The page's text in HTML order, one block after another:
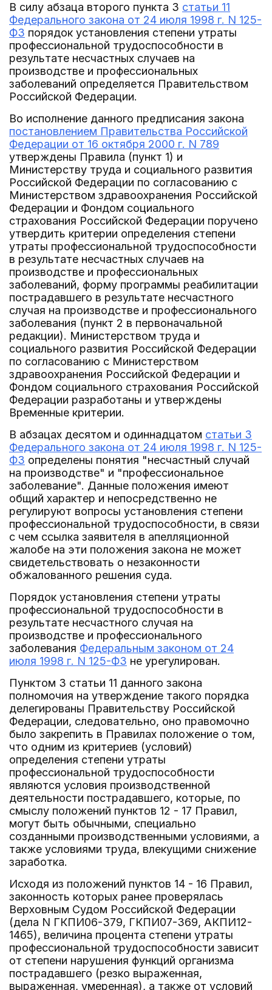
В силу абзаца второго пункта 3 статьи 11
Федерального закона от 24 июля 1998 г. N 125-
ФЗ порядок установления степени утраты
профессиональной трудоспособности в
результате несчастных случаев на
производстве и профессиональных
заболеваний определяется Правительством
Российской Федерации.
Во исполнение данного предписания закона
постановлением Правительства Российской
Федерации от 16 октября 2000 г. N 789
утверждены Правила (пункт 1) и
Министерству труда и социального развития
Российской Федерации по согласованию с
Министерством здравоохранения Российской
Федерации и Фондом социального
страхования Российской Федерации поручено
утвердить критерии определения степени
утраты профессиональной трудоспособности
в результате несчастных случаев на
производстве и профессиональных
заболеваний, форму программы реабилитации
пострадавшего в результате несчастного
случая на производстве и профессионального
заболевания (пункт 2 в первоначальной
редакции). Министерством труда и
социального развития Российской Федерации
по согласованию с Министерством
здравоохранения Российской Федерации и
Фондом социального страхования Российской
Федерации разработаны и утверждены
Временные критерии.
В абзацах десятом и одиннадцатом статьи 3
Федерального закона от 24 июля 1998 г. N 125-
ФЗ определены понятия "несчастный случай
на производстве" и "профессиональное
заболевание". Данные положения имеют
общий характер и непосредственно не
регулируют вопросы установления степени
профессиональной трудоспособности, в связи
с чем ссылка заявителя в апелляционной
жалобе на эти положения закона не может
свидетельствовать о незаконности
обжалованного решения суда.
Порядок установления степени утраты
профессиональной трудоспособности в
результате несчастного случая на
производстве и профессионального
заболевания Федеральным законом от 24
июля 1998 г. N 125-ФЗ не урегулирован.
Пунктом 3 статьи 11 данного закона
полномочия на утверждение такого порядка
делегированы Правительству Российской
Федерации, следовательно, оно правомочно
было закрепить в Правилах положение о том,
что одним из критериев (условий)
определения степени утраты
профессиональной трудоспособности
являются условия производственной
деятельности пострадавшего, которые, по
смыслу положений пунктов 12 - 17 Правил,
могут быть обычными, специально
созданными производственными условиями, а
также условиями труда, влекущими снижение
заработка.
Исходя из положений пунктов 14 - 16 Правил,
законность которых ранее проверялась
Верховным Судом Российской Федерации
(дела N ГКПИ06-379, ГКПИ07-369, АКПИ12-
1465), величина процента степени утраты
профессиональной трудоспособности зависит
от степени нарушения функций организма
пострадавшего (резко выраженная,
выраженная, умеренная), а также от условий